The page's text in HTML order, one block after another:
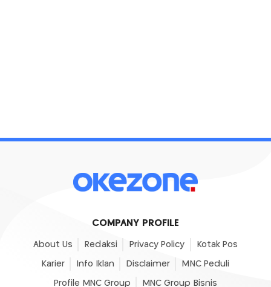
COMPANY PROFILE
About Us Redaksi Privacy Policy Kotak Pos
Karier Info Iklan Disclaimer MNC Peduli
Profile MNC Group MNC Group Bisnis